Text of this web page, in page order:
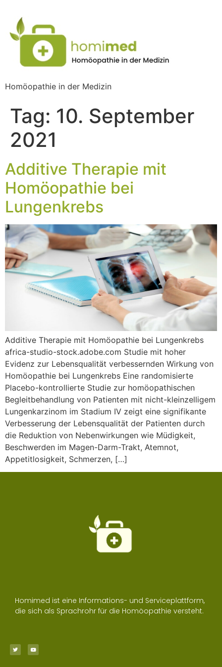
Homöopathie in der Medizin
Tag: 10. September
2021
Additive Therapie mit
Homöopathie bei
Lungenkrebs
Additive Therapie mit Homöopathie bei Lungenkrebs
africa-studio-stock.adobe.com Studie mit hoher
Evidenz zur Lebensqualität verbessernden Wirkung von
Homöopathie bei Lungenkrebs Eine randomisierte
Placebo-kontrollierte Studie zur homöopathischen
Begleitbehandlung von Patienten mit nicht-kleinzelligem
Lungenkarzinom im Stadium IV zeigt eine signifikante
Verbesserung der Lebensqualität der Patienten durch
die Reduktion von Nebenwirkungen wie Müdigkeit,
Beschwerden im Magen-Darm-Trakt, Atemnot,
Appetitlosigkeit, Schmerzen, […]
Homimed ist eine Informations- und Serviceplattform,
die sich als Sprachrohr für die Homöopathie versteht.